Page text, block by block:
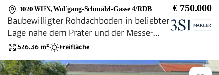
1020 WIEN, Wolfgang-Schmälzl-Gasse 4/RDB € 750.000
Baubewilligter Rohdachboden in beliebter
Lage nahe dem Prater und der Messe-
Wien526.36 m² Freifläche